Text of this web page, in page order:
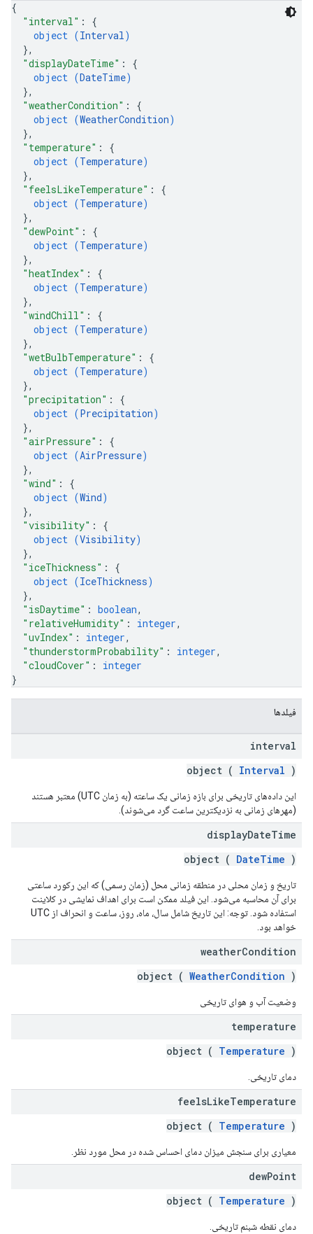
{
"interval" : {
object (Interval)
},
"displayDateTime" : {
object (DateTime)
},
"weatherCondition" : {
object (WeatherCondition)
},
"temperature" : {
object (Temperature)
},
"feelsLikeTemperature" : {
object (Temperature)
},
"dewPoint" : {
object (Temperature)
},
"heatIndex" : {
object (Temperature)
},
"windChill" : {
object (Temperature)
},
"wetBulbTemperature" : {
object (Temperature)
},
"precipitation" : {
object (Precipitation)
},
"airPressure" : {
object (AirPressure)
},
"wind" : {
object (Wind)
},
"visibility" : {
object (Visibility)
},
"iceThickness" : {
object (IceThickness)
},
"isDaytime" : boolean,
"relativeHumidity" : integer,
"uvIndex" : integer,
"thunderstormProbability" : integer,
"cloudCover" : integer
}
فیلدها
interval
object ( Interval )
این داده‌های تاریخی برای بازه زمانی یک ساعته (به زمان UTC) معتبر هستند
(مهرهای زمانی به نزدیکترین ساعت گرد می‌شوند).
displayDateTime
object ( DateTime )
تاریخ و زمان محلی در منطقه زمانی محل (زمان رسمی) که این رکورد ساعتی
برای آن محاسبه می‌شود. این فیلد ممکن است برای اهداف نمایشی در کلاینت
استفاده شود. توجه: این تاریخ شامل سال، ماه، روز، ساعت و انحراف از UTC
خواهد بود.
weatherCondition
object ( WeatherCondition )
وضعیت آب و هوای تاریخی
temperature
object ( Temperature )
دمای تاریخی.
feelsLikeTemperature
object ( Temperature )
معیاری برای سنجش میزان دمای احساس شده در محل مورد نظر.
dewPoint
object ( Temperature )
دمای نقطه شبنم تاریخی.